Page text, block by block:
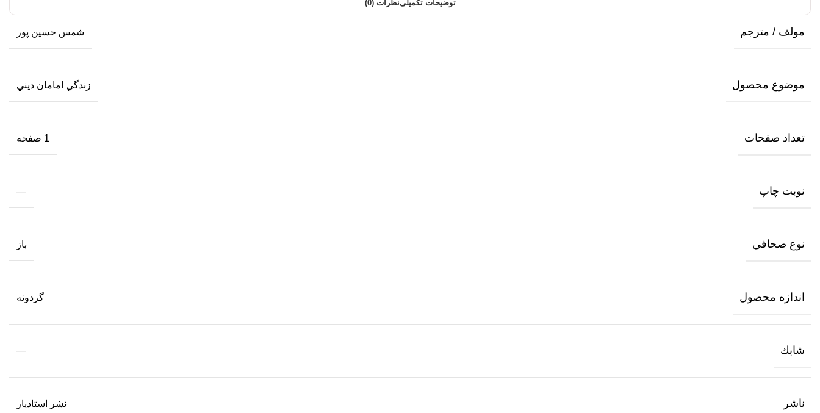
توضیحات تکمیلینظرات (0)
مولف / مترجم شمس حسين پور
موضوع محصول زندگي امامان ديني
تعداد صفحات 1 صفحه
نوبت چاپ —
نوع صحافي باز
اندازه محصول گردونه
شابك —
ناشر نشر استاديار